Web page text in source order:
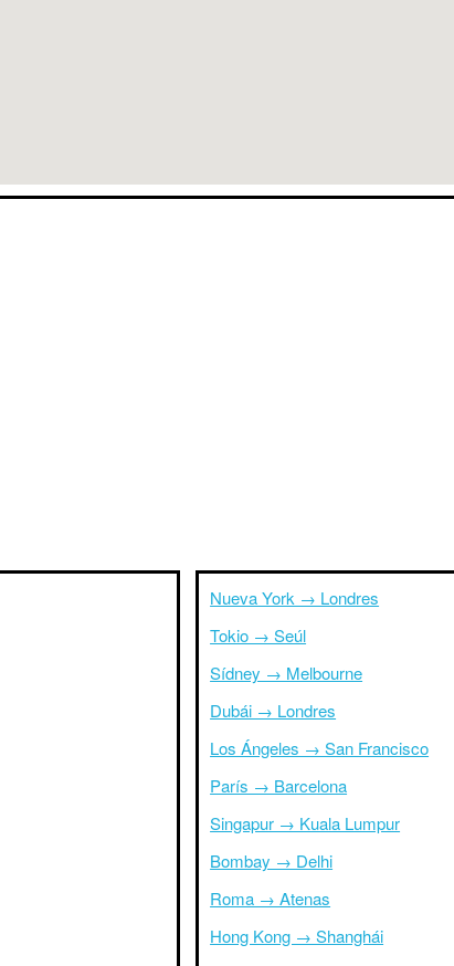
Nueva York → Londres
Tokio → Seúl
Sídney → Melbourne
Dubái → Londres
Los Ángeles → San Francisco
París → Barcelona
Singapur → Kuala Lumpur
Bombay → Delhi
Roma → Atenas
Hong Kong → Shanghái